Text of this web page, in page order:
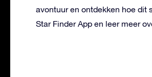
avontuur en ontdekken hoe dit
Star Finder App en leer meer